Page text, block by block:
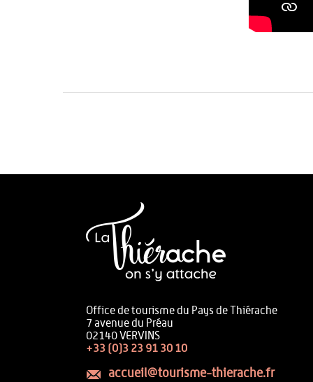
Office de tourisme du Pays de Thiérache
7 avenue du Préau
02140 VERVINS
+33 (0)3 23 91 30 10
accueil@tourisme-thierache.fr